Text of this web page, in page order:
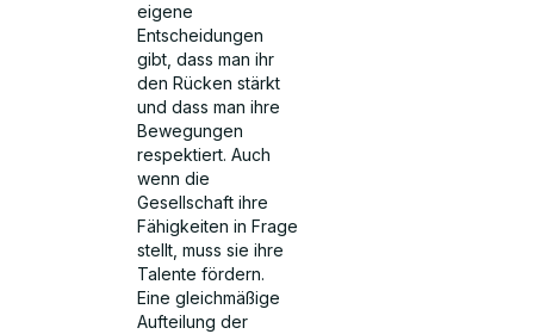
eigene
Entscheidungen
gibt, dass man ihr
den Rücken stärkt
und dass man ihre
Bewegungen
respektiert. Auch
wenn die
Gesellschaft ihre
Fähigkeiten in Frage
stellt, muss sie ihre
Talente fördern.
Eine gleichmäßige
Aufteilung der